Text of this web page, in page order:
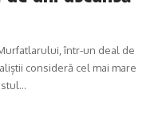
într-un deal de
consideră cel mai mare
…